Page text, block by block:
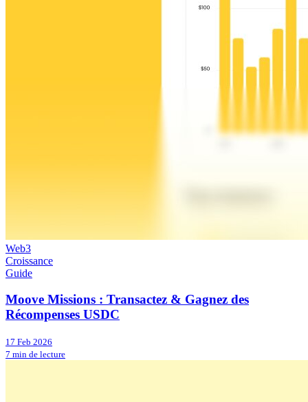
Web3
Croissance
Guide
Moove Missions : Transactez & Gagnez des
Récompenses USDC
17 Feb 2026
7 min de lecture